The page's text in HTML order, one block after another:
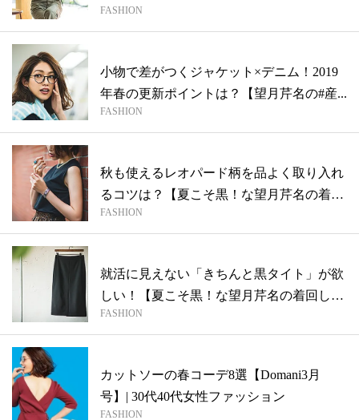
FASHION
小物で差がつくジャケット×デニム！2019
年春の更新ポイントは？【望月芹名の#産...
FASHION
秋も使えるレオパード柄を品よく取り入れ
るコツは？【夏こそ黒！な望月芹名の着回
し#...
FASHION
就活に見えない「きちんと黒タイト」が欲
しい！【夏こそ黒！な望月芹名の着回し
#oo...
FASHION
カットソーの春コーデ8選【Domani3月
号】| 30代40代女性ファッション
FASHION